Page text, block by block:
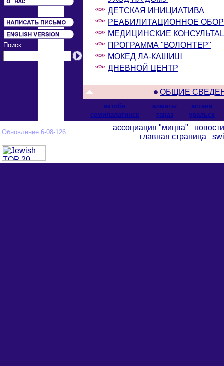
Поиск
ДЕТСКАЯ ИНИЦИАТИВА
РЕАБИЛИТАЦИОННОЕ
МЕДИЦИНСКИЕ
ПРОГРАММА "ВОЛОНТЕР"
МОКЕД ЛА-КАШИШ
ДНЕВНОЙ ЦЕНТР
ОБЩИЕ
актобе алматы
астана
cемипалатинск
тараз уральск
Обновление 6-08-126
ассоциация "мицва"
главная страница